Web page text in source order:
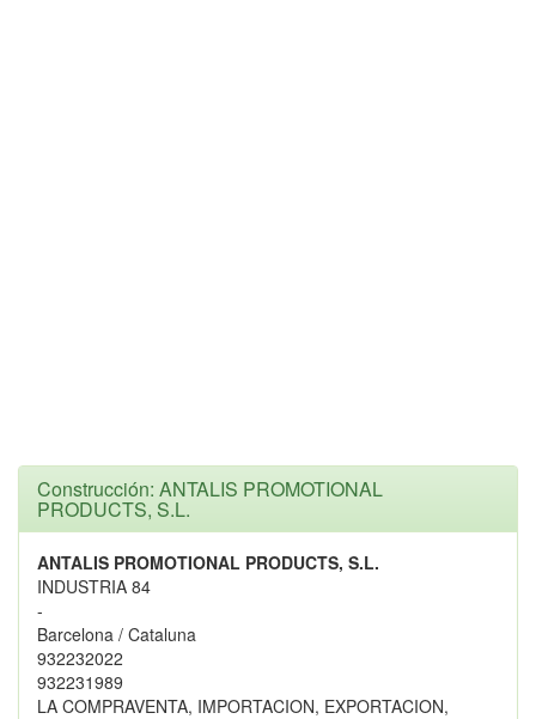
Construcción: ANTALIS PROMOTIONAL
PRODUCTS, S.L.
ANTALIS PROMOTIONAL PRODUCTS, S.L.
INDUSTRIA 84
-
Barcelona / Cataluna
932232022
932231989
LA COMPRAVENTA, IMPORTACION, EXPORTACION,